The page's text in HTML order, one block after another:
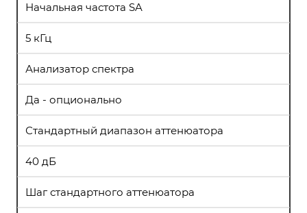
Начальная частота SA
5 кГц
Анализатор спектра
Да - опционально
Стандартный диапазон аттенюатора
40 дБ
Шаг стандартного аттенюатора